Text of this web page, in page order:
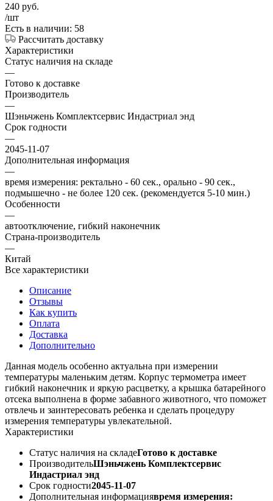
240 руб.
/шт
Есть в наличии: 58
Рассчитать доставку
Характеристики
Статус наличия на складе
—
Готово к доставке
Производитель
—
Шэньчжень Комплектсервис Индастриал энд
Срок годности
—
2045-11-07
Дополнительная информация
—
время измерения: ректально - 60 сек., орально - 90 сек.,
подмышечно - не более 120 сек. (рекомендуется 5-10 мин.)
Особенности
—
автоотключение, гибкий наконечник
Страна-производитель
—
Китай
Все характеристики
Описание
Отзывы
Как купить
Оплата
Доставка
Дополнительно
Данная модель особенно актуальна при измерении
температуры маленьким детям. Корпус термометра имеет
гибкий наконечник и яркую расцветку, а крышка батарейного
отсека выполнена в форме забавного животного, что поможет
отвлечь и заинтересовать ребенка и сделать процедуру
измерения температуры увлекательной.
Характеристики
Статус наличия на складеГотово к доставке
ПроизводительШэньчжень Комплектсервис
Индастриал энд
Срок годности2045-11-07
Дополнительная информациявремя измерения: